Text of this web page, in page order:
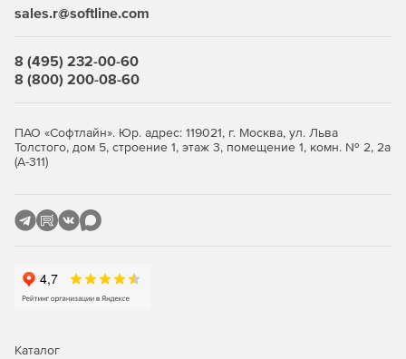
обновления и обслуживания.
Широкие возможности интеграции – готовые шлюзы
операторами ЮЗДО, с другими ИТ системами через
XML или web-сервисы, используя открытый API.
самостоятельного брендирования, языковой
Высокий уровень безопасности: многоуровневая
sales.r@softline.com
8 (495) 232-00-60
8 (800) 200-08-60
ПАО «Софтлайн». Юр. адрес: 119021, г. Москва, ул. Льва
Толстого, дом 5, строение 1, этаж 3, помещение 1, комн. № 2, 2а
(А-311)
Каталог